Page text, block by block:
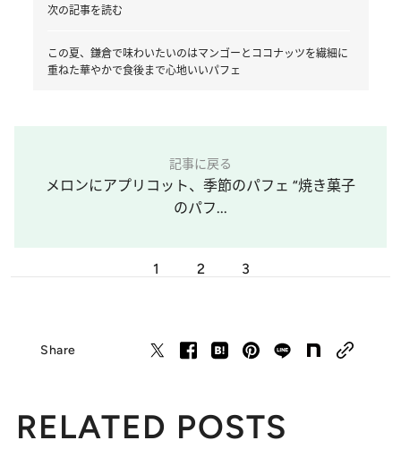
次の記事を読む
この夏、鎌倉で味わいたいのはマンゴーとココナッツを繊細に
重ねた華やかで食後まで心地いいパフェ
記事に戻る
メロンにアプリコット、季節のパフェ “焼き菓子
のパフ...
1 2 3
Share
RELATED POSTS